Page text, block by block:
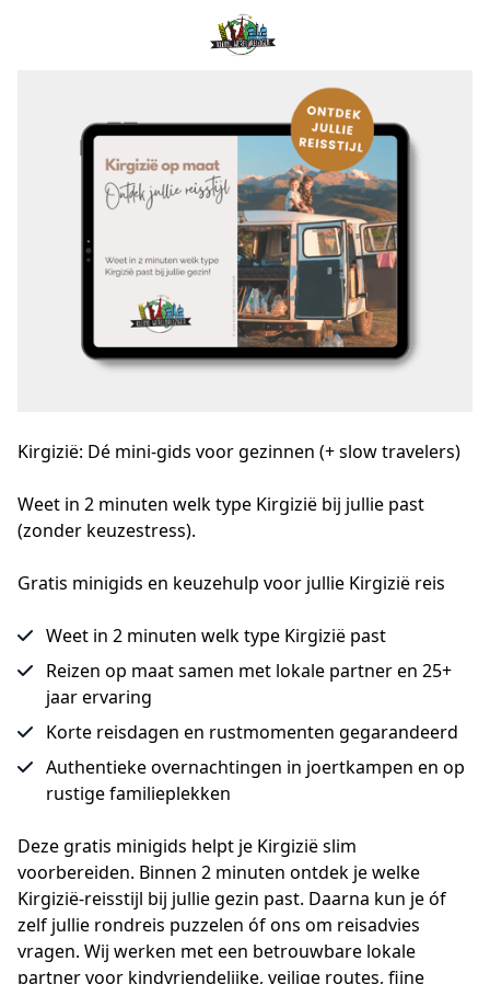
Kirgizië: Dé mini-gids voor gezinnen (+ slow travelers)
Weet in 2 minuten welk type Kirgizië bij jullie past
(zonder keuzestress).
Gratis minigids en keuzehulp voor jullie Kirgizië reis
Weet in 2 minuten welk type Kirgizië past
Reizen op maat samen met lokale partner en 25+
jaar ervaring
Korte reisdagen en rustmomenten gegarandeerd
Authentieke overnachtingen in joertkampen en op
rustige familieplekken
Deze gratis minigids helpt je Kirgizië slim
voorbereiden. Binnen 2 minuten ontdek je welke
Kirgizië-reisstijl bij jullie gezin past. Daarna kun je óf
zelf jullie rondreis puzzelen óf ons om reisadvies
vragen. Wij werken met een betrouwbare lokale
partner voor kindvriendelijke, veilige routes, fijne